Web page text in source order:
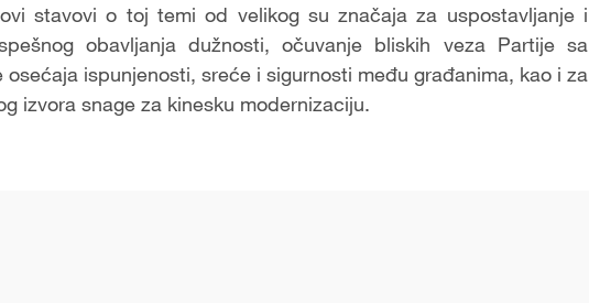
stavovi o toj temi od velikog su značaja za uspostavljanje i
obavljanja dužnosti, očuvanje bliskih veza Partije sa
ispunjenosti, sreće i sigurnosti među građanima, kao i za
izvora snage za kinesku modernizaciju.